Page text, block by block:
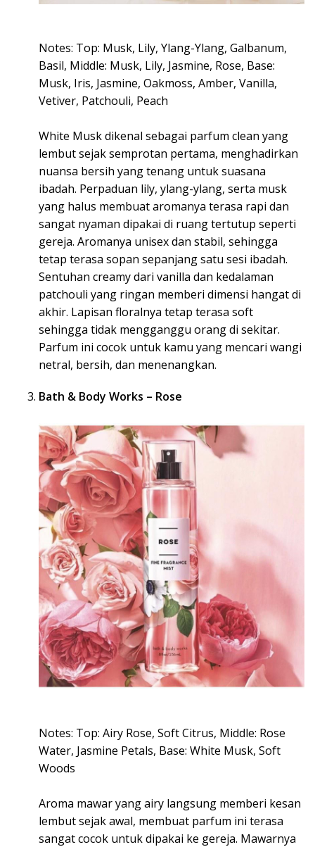
Notes: Top: Musk, Lily, Ylang-Ylang, Galbanum,
Basil, Middle: Musk, Lily, Jasmine, Rose, Base:
Musk, Iris, Jasmine, Oakmoss, Amber, Vanilla,
Vetiver, Patchouli, Peach
White Musk dikenal sebagai parfum clean yang
lembut sejak semprotan pertama, menghadirkan
nuansa bersih yang tenang untuk suasana
ibadah. Perpaduan lily, ylang-ylang, serta musk
yang halus membuat aromanya terasa rapi dan
sangat nyaman dipakai di ruang tertutup seperti
gereja. Aromanya unisex dan stabil, sehingga
tetap terasa sopan sepanjang satu sesi ibadah.
Sentuhan creamy dari vanilla dan kedalaman
patchouli yang ringan memberi dimensi hangat di
akhir. Lapisan floralnya tetap terasa soft
sehingga tidak mengganggu orang di sekitar.
Parfum ini cocok untuk kamu yang mencari wangi
netral, bersih, dan menenangkan.
Bath & Body Works – Rose
Notes: Top: Airy Rose, Soft Citrus, Middle: Rose
Water, Jasmine Petals, Base: White Musk, Soft
Woods
Aroma mawar yang airy langsung memberi kesan
lembut sejak awal, membuat parfum ini terasa
sangat cocok untuk dipakai ke gereja. Mawarnya